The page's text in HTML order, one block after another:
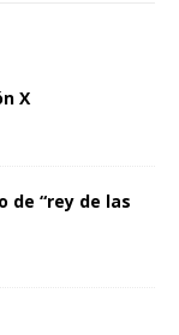
X
de “rey de las